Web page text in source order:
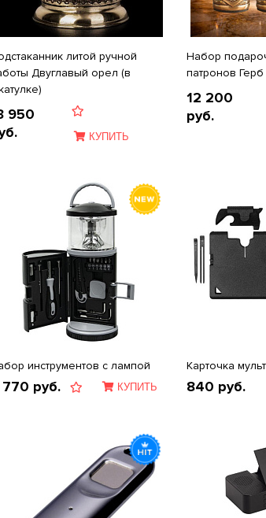
литой ручной
Двуглавый орел (в
950
КУПИТЬ
Набор
патронов
12 200
руб.
инструментов с лампой
руб. КУПИТЬ
Карточка
840 руб.